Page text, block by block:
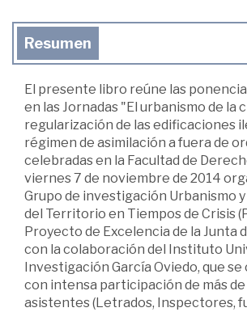
Resumen
El presente libro reúne las
en las Jornadas "El urbanismo de la
regularización de las edificaciones
régimen de asimilación a fuera de
celebradas en la Facultad de
viernes 7 de noviembre de 2014
Grupo de investigación Urbanismo
del Territorio en Tiempos de Crisis
Proyecto de Excelencia de la Junta
con la colaboración del Instituto
Investigación García Oviedo, que
con intensa participación de más de
asistentes (Letrados, Inspectores,